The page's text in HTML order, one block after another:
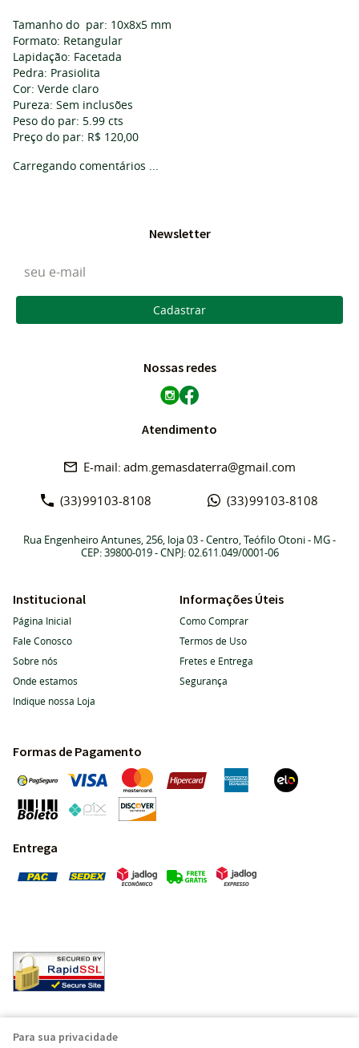
Tamanho do par: 10x8x5 mm
Formato: Retangular
Lapidação: Facetada
Pedra: Prasiolita
Cor: Verde claro
Pureza: Sem inclusões
Peso do par: 5.99 cts
Preço do par: R$ 120,00
Carregando comentários ...
Newsletter
Cadastrar
Nossas redes
Atendimento
(33)99103-8108 (33)99103-8108
adm.gemasdaterra@gmail.com
Rua Engenheiro Antunes, 256, loja 03-Centro, Teófilo Otoni- MG-
CEP: 39800-019- CNPJ: 02.611.049/0001-06
Institucional
Página Inicial
Fale Conosco
Sobre nós
Onde estamos
Indique nossa Loja
Informações Úteis
Como Comprar
Termos de Uso
Fretes e Entrega
Segurança
Formas de Pagamento
Entrega
Para sua privacidade